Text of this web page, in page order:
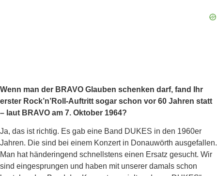
Wenn man der BRAVO Glauben schenken darf, fand Ihr
erster Rock’n’Roll-Auftritt sogar schon vor 60 Jahren statt
– laut BRAVO am 7. Oktober 1964?
Ja, das ist richtig. Es gab eine Band DUKES in den 1960er
Jahren. Die sind bei einem Konzert in Donauwörth ausgefallen.
Man hat händeringend schnellstens einen Ersatz gesucht. Wir
sind eingesprungen und haben mit unserer damals schon